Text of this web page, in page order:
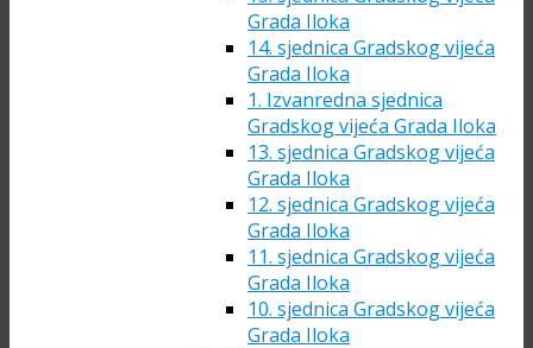
Grada Iloka
14. sjednica Gradskog vijeća
Grada Iloka
1. Izvanredna sjednica
Gradskog vijeća Grada Iloka
13. sjednica Gradskog vijeća
Grada Iloka
12. sjednica Gradskog vijeća
Grada Iloka
11. sjednica Gradskog vijeća
Grada Iloka
10. sjednica Gradskog vijeća
Grada Iloka